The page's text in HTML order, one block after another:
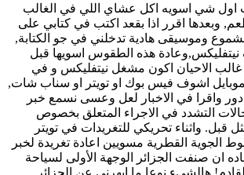
اول شي اسويه اكل عشاي اللي في الغالب
وبعدها اقرر اذا بقعد اكتب في كتابي على
وموسيقى هادية تدخلني في جو الكتابة,
هذه الطقوس اسويها قبل
الاحيان اكون مشغل نيتفليكس و في
اشوف فيس بوك او تويتر او سناب شات,
واقرا في الاخبار لعل وعسى نسمع خبر
التشدد في الاجراء المتعلق بخصوص
قبل. واثناء تحريكي للتغريدات في تويتر
الجوية القطرية مسويين اعادة تغريدة لخبر
ان صنفت الجزائر الوجهة الأولى لسياحة
هالشيء نوعا ما ابهرني عن الجزائر